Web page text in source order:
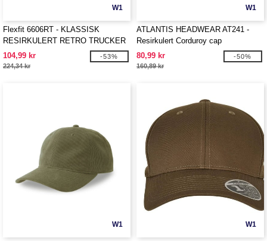
W1
Flexfit 6606RT - KLASSISK
RESIRKULERT RETRO TRUCKER
CAP 2-TONE
104,99 kr
224,34 kr
-53%
W1
ATLANTIS HEADWEAR AT241 -
Resirkulert Corduroy cap
80,99 kr
160,89 kr
-50%
W1 W1